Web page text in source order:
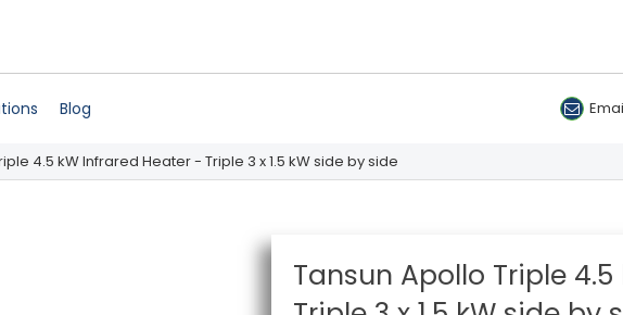
Blog
4.5 kW Infrared Heater - Triple 3 x 1.5 kW side by side
Tansun Apollo Triple